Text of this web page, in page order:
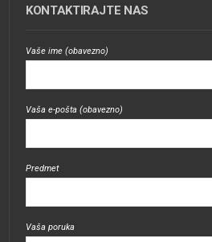
KONTAKTIRAJTE NAS
Vaše ime (obavezno)
Vaša e-pošta (obavezno)
Predmet
Vaša poruka